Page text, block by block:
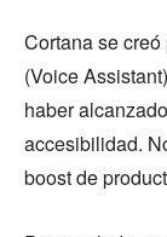
Cortana se
(Voice
haber
accesibilidad.
boost de